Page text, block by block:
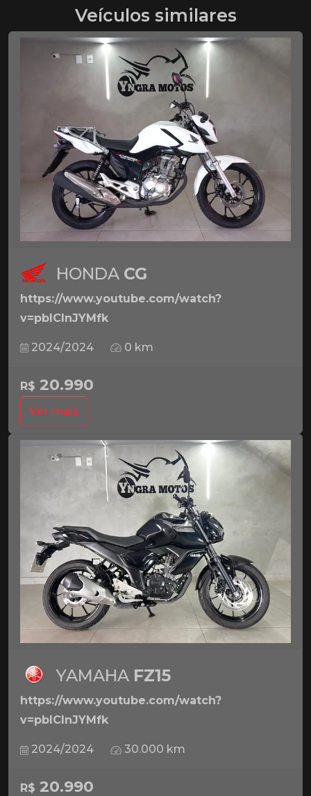
Veículos similares
HONDA CG
https://www.youtube.com/watch?
v=pbICInJYMfk
2024/2024 0 km
R$ 20.990
Ver mais
YAMAHA FZ15
https://www.youtube.com/watch?
v=pbICInJYMfk
2024/2024 30.000 km
R$ 20.990